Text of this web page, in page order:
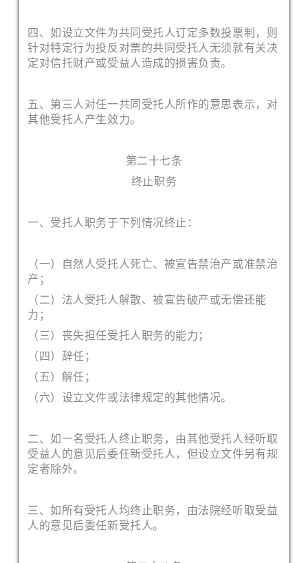
四、如设立文件为共同受托人订定多数投票制，则
针对特定行为投反对票的共同受托人无须就有关决
定对信托财产或受益人造成的损害负责。
五、第三人对任一共同受托人所作的意思表示，对
其他受托人产生效力。
第二十七条
终止职务
一、受托人职务于下列情况终止：
（一）自然人受托人死亡、被宣告禁治产或准禁治
产；
（二）法人受托人解散、被宣告破产或无偿还能
力；
（三）丧失担任受托人职务的能力；
（四）辞任；
（五）解任；
（六）设立文件或法律规定的其他情况。
二、如一名受托人终止职务，由其他受托人经听取
受益人的意见后委任新受托人，但设立文件另有规
定者除外。
三、如所有受托人均终止职务，由法院经听取受益
人的意见后委任新受托人。